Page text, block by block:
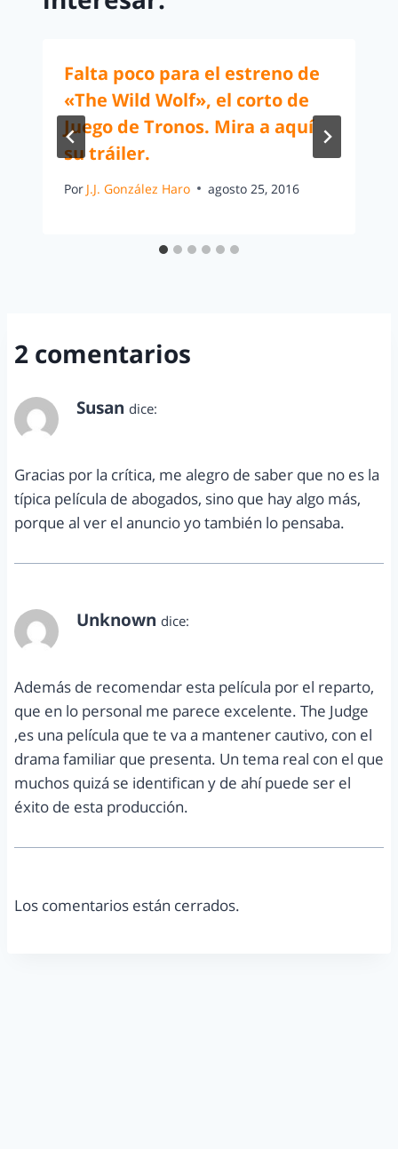
Falta poco para el estreno de
«The Wild Wolf», el corto de
Juego de Tronos. Mira a aquí
su tráiler.
Por J.J. González Haro agosto 25, 2016
2 comentarios
Susan dice:
Gracias por la crítica, me alegro de saber que no es la
típica película de abogados, sino que hay algo más,
porque al ver el anuncio yo también lo pensaba.
Unknown dice:
Además de recomendar esta película por el reparto,
que en lo personal me parece excelente. The Judge
,es una película que te va a mantener cautivo, con el
drama familiar que presenta. Un tema real con el que
muchos quizá se identifican y de ahí puede ser el
éxito de esta producción.
Los comentarios están cerrados.